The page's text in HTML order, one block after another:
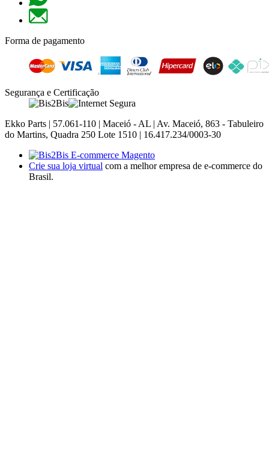
Forma de pagamento
Segurança e Certificação
Ekko Parts | 57.061-110 | Maceió - AL | Av. Maceió, 863 - Tabuleiro
do Martins, Quadra 250 Lote 1510 | 16.417.234/0003-30
Crie sua loja virtual com a melhor empresa de e-commerce do
Brasil.